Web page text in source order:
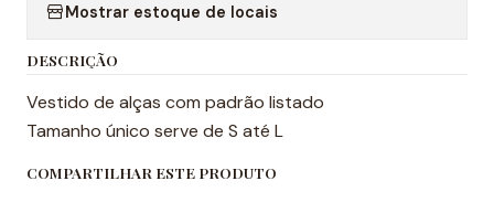
Mostrar estoque de locais
DESCRIÇÃO
Vestido de alças com padrão listado
Tamanho único serve de S até L
COMPARTILHAR ESTE PRODUTO